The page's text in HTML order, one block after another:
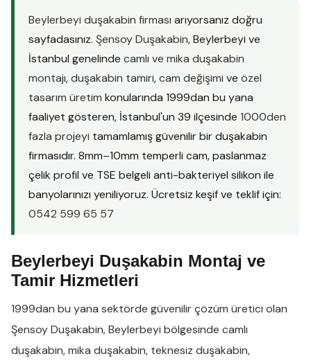
Beylerbeyi duşakabin firması arıyorsanız doğru
sayfadasınız. Şensoy Duşakabin, Beylerbeyi ve
İstanbul genelinde camlı ve mika duşakabin
montajı,duşakabin tamiri,cam değişimi ve özel
tasarım üretim konularında 1999dan bu yana
faaliyet gösteren, İstanbul'un 39 ilçesinde 1000den
fazla projeyi tamamlamış güvenilir bir duşakabin
firmasıdır. 8mm–10mm temperli cam, paslanmaz
çelik profil ve TSE belgeli anti-bakteriyel silikon ile
banyolarınızı yeniliyoruz. Ücretsiz keşif ve teklif için:
0542 599 65 57
Beylerbeyi Duşakabin Montaj ve
Tamir Hizmetleri
1999dan bu yana sektörde güvenilir çözüm üretici olan
Şensoy Duşakabin,Beylerbeyi bölgesinde camlı
duşakabin,mika duşakabin, teknesiz duşakabin,